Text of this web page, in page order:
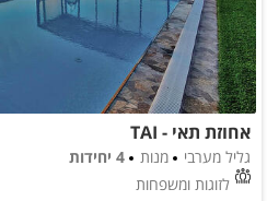
אחוזת תאי - TAI
גליל מערבי מנות
4 יחידות
לזוגות ומשפחות